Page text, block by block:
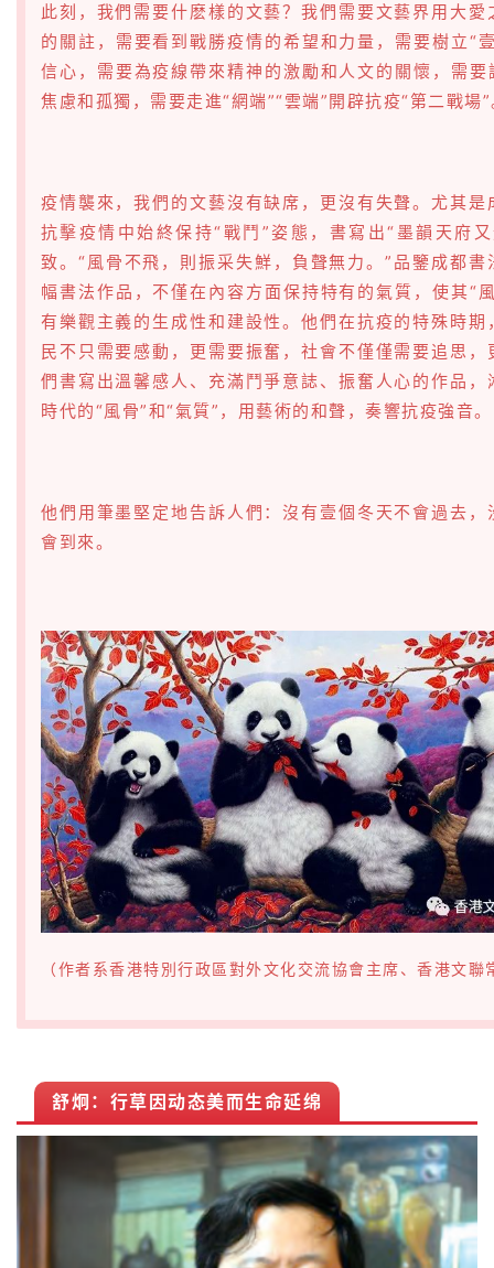
此刻，我們需要什麽樣的文藝？我們需要文藝界用大愛
的關註，需要看到戰勝疫情的希望和力量，需要樹立“
信心，需要為疫線帶來精神的激勵和人文的關懷，需要
焦慮和孤獨，需要走進“網端”“雲端”開辟抗疫“第二戰場
疫情襲來，我們的文藝沒有缺席，更沒有失聲。尤其是
抗擊疫情中始終保持“戰鬥”姿態，書寫出“墨韻天府
致。“風骨不飛，則振采失鮮，負聲無力。”品鑒成都書
幅書法作品，不僅在內容方面保持特有的氣質，使其“
有樂觀主義的生成性和建設性。他們在抗疫的特殊時期
民不只需要感動，更需要振奮，社會不僅僅需要追思，
們書寫出溫馨感人、充滿鬥爭意誌、振奮人心的作品，
時代的“風骨”和“氣質”，用藝術的和聲，奏響抗疫強音。
他們用筆墨堅定地告訴人們：沒有壹個冬天不會過去，
會到來。
（作者系香港特別行政區對外文化交流協會主席、香港文聯
舒炯：行草因动态美而生命延绵